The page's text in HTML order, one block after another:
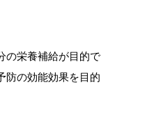
の栄養補給が目的で
防の効能効果を目的